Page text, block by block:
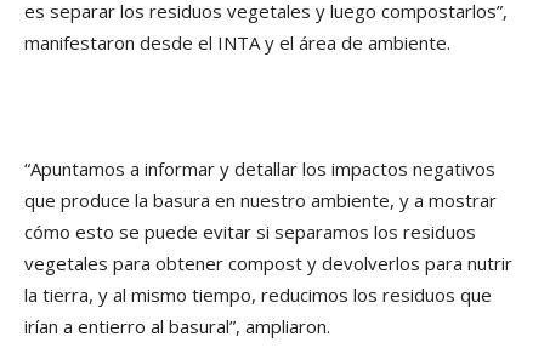
es separar los residuos vegetales y luego compostarlos”,
manifestaron desde el INTA y el área de ambiente.
“Apuntamos a informar y detallar los impactos negativos
que produce la basura en nuestro ambiente, y a mostrar
cómo esto se puede evitar si separamos los residuos
vegetales para obtener compost y devolverlos para nutrir
la tierra, y al mismo tiempo, reducimos los residuos que
irían a entierro al basural”, ampliaron.